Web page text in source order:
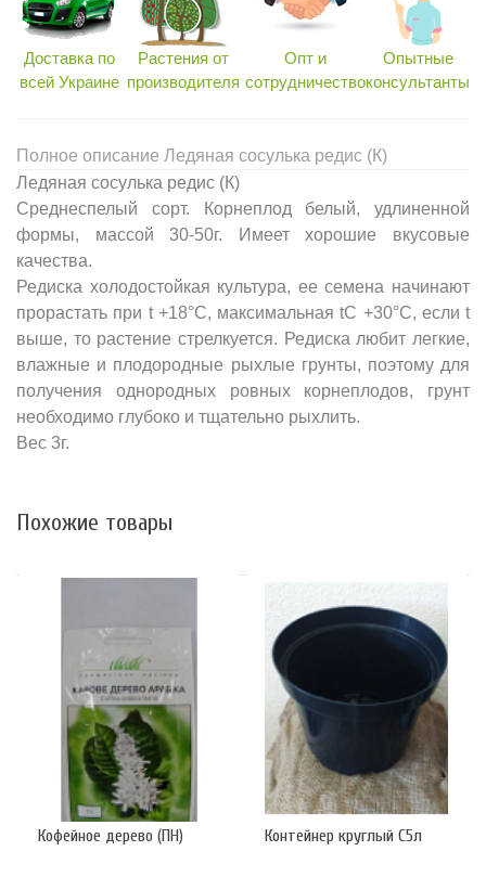
Доставка по
всей Украине
Растения от
производителя
Опт и
сотрудничество
Опытные
консультанты
Полное описание Ледяная сосулька редис (К)
Ледяная сосулька редис (К)
Среднеспелый сорт. Корнеплод белый, удлиненной
формы, массой 30-50г. Имеет хорошие вкусовые
качества.
Редиска холодостойкая культура, ее семена начинают
прорастать при t +18°С, максимальная tС +30°С, если t
выше, то растение стрелкуется. Редиска любит легкие,
влажные и плодородные рыхлые грунты, поэтому для
получения однородных ровных корнеплодов, грунт
необходимо глубоко и тщательно рыхлить.
Вес 3г.
Похожие товары
Кофейное дерево (ПН) Контейнер круглый С5л